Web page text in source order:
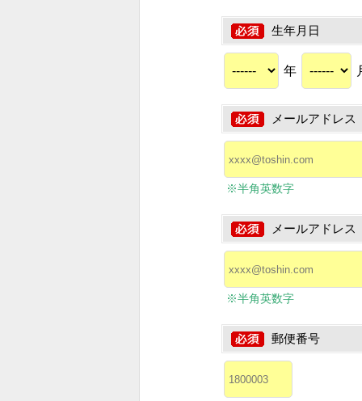
生年月日
年
メールアドレス
※半角英数字
メールアドレス
※半角英数字
郵便番号